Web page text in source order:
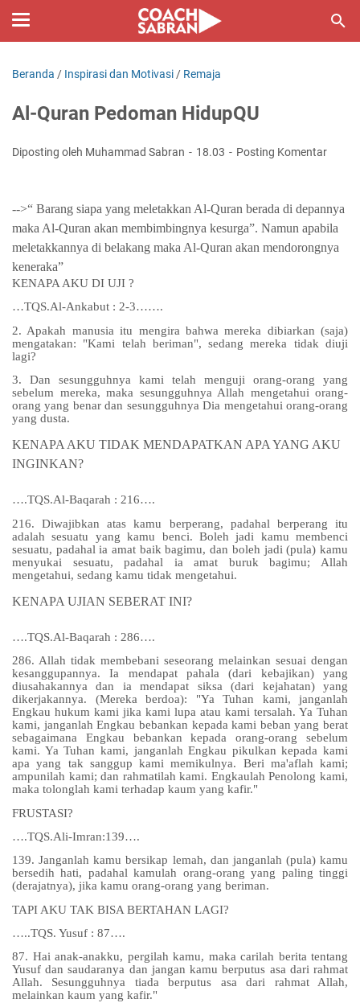
Beranda / Inspirasi dan Motivasi / Remaja
Al-Quran Pedoman HidupQU
Diposting oleh Muhammad Sabran 18.03 Posting Komentar
-->“ Barang siapa yang meletakkan Al-Quran berada di depannya
maka Al-Quran akan membimbingnya kesurga”. Namun apabila
meletakkannya di belakang maka Al-Quran akan mendorongnya
keneraka”
KENAPA AKU DI UJI ?
…TQS.Al-Ankabut : 2-3…….
2. Apakah manusia itu mengira bahwa mereka dibiarkan (saja)
mengatakan: "Kami telah beriman", sedang mereka tidak diuji
lagi?
3. Dan sesungguhnya kami telah menguji orang-orang yang
sebelum mereka, maka sesungguhnya Allah mengetahui orang-
orang yang benar dan sesungguhnya Dia mengetahui orang-orang
yang dusta.
KENAPA AKU TIDAK MENDAPATKAN APA YANG AKU
INGINKAN?
….TQS.Al-Baqarah : 216….
216. Diwajibkan atas kamu berperang, padahal berperang itu
adalah sesuatu yang kamu benci. Boleh jadi kamu membenci
sesuatu, padahal ia amat baik bagimu, dan boleh jadi (pula) kamu
menyukai sesuatu, padahal ia amat buruk bagimu; Allah
mengetahui, sedang kamu tidak mengetahui.
KENAPA UJIAN SEBERAT INI?
….TQS.Al-Baqarah : 286….
286. Allah tidak membebani seseorang melainkan sesuai dengan
kesanggupannya. Ia mendapat pahala (dari kebajikan) yang
diusahakannya dan ia mendapat siksa (dari kejahatan) yang
dikerjakannya. (Mereka berdoa): "Ya Tuhan kami, janganlah
Engkau hukum kami jika kami lupa atau kami tersalah. Ya Tuhan
kami, janganlah Engkau bebankan kepada kami beban yang berat
sebagaimana Engkau bebankan kepada orang-orang sebelum
kami. Ya Tuhan kami, janganlah Engkau pikulkan kepada kami
apa yang tak sanggup kami memikulnya. Beri ma'aflah kami;
ampunilah kami; dan rahmatilah kami. Engkaulah Penolong kami,
maka tolonglah kami terhadap kaum yang kafir."
FRUSTASI?
….TQS.Ali-Imran:139….
139. Janganlah kamu bersikap lemah, dan janganlah (pula) kamu
bersedih hati, padahal kamulah orang-orang yang paling tinggi
(derajatnya), jika kamu orang-orang yang beriman.
TAPI AKU TAK BISA BERTAHAN LAGI?
…..TQS. Yusuf : 87….
87. Hai anak-anakku, pergilah kamu, maka carilah berita tentang
Yusuf dan saudaranya dan jangan kamu berputus asa dari rahmat
Allah. Sesungguhnya tiada berputus asa dari rahmat Allah,
melainkan kaum yang kafir."